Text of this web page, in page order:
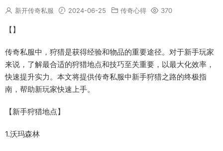
新开传奇私服 2024-06-25 传奇心得 370
【】
传奇私服中，狩猎是获得经验和物品的重要途径。对于新手玩家
来说，了解最合适的狩猎地点和技巧至关重要，以最大化效率，
快速提升实力。本文将提供传奇私服中新手狩猎之路的终极指
南，帮助新玩家快速上手。
【新手狩猎地点】
1.沃玛森林